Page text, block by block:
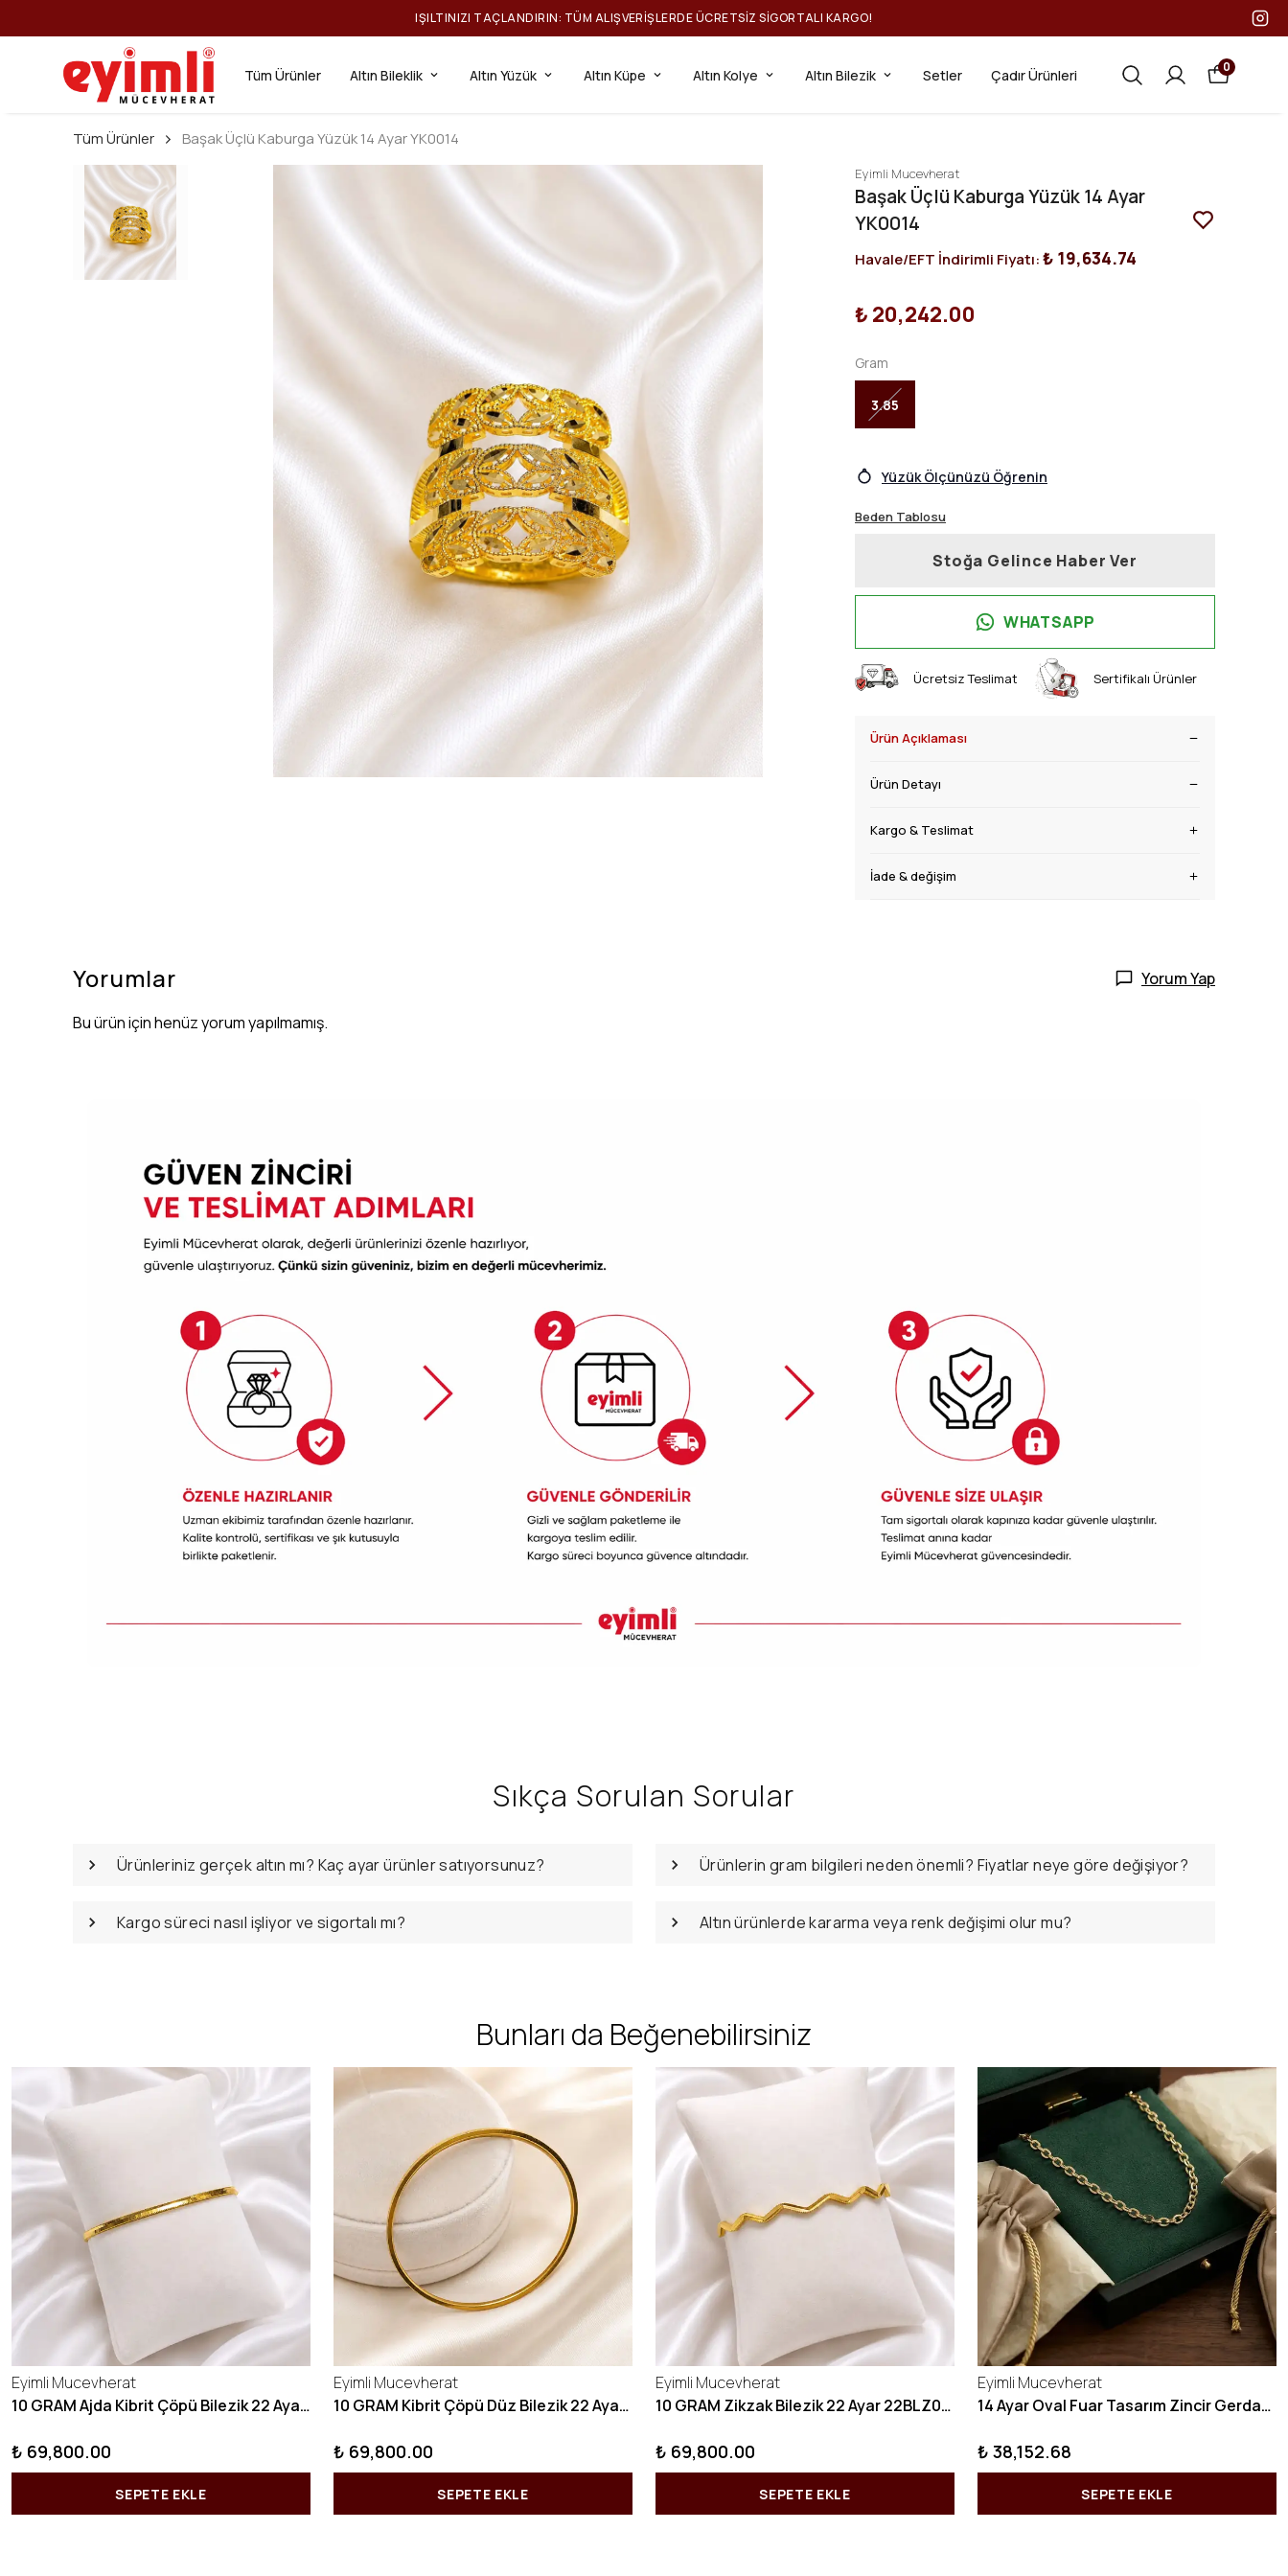
IŞILTINIZI TAÇLANDIRIN: TÜM ALIŞVERIŞLERDE ÜCRETSIZ SIGORTALI KARGO!
Tüm Ürünler Altın Bileklik Altın Yüzük Altın Küpe Altın Kolye Altın Bilezik Setler Çadır Ürünleri 0
Tüm Ürünler Başak Üçlü Kaburga Yüzük 14 Ayar YK0014
Eyimli Mucevherat
Başak Üçlü Kaburga Yüzük 14 Ayar
YK0014
Havale/EFT İndirimli Fiyatı:₺ 19,634.74
₺ 20,242.00
Gram
3.85
Yüzük Ölçünüzü Öğrenin
Beden Tablosu
Stoğa Gelince Haber Ver
WHATSAPP
Ücretsiz Teslimat Sertifikalı Ürünler
Ürün Açıklaması
Ürün Detayı
Kargo & Teslimat
İade & değişim
Yorumlar Yorum Yap
Bu ürün için henüz yorum yapılmamış.
Sıkça Sorulan Sorular
Ürünleriniz gerçek altın mı? Kaç ayar ürünler satıyorsunuz? Ürünlerin gram bilgileri neden önemli? Fiyatlar neye göre değişiyor?
Kargo süreci nasıl işliyor ve sigortalı mı? Altın ürünlerde kararma veya renk değişimi olur mu?
Bunları da Beğenebilirsiniz
Eyimli Mucevherat
10 GRAM Ajda Kibrit Çöpü Bilezik 22 Ayar 22BLZ003
₺ 69,800.00
SEPETE EKLE
Eyimli Mucevherat
10 GRAM Kibrit Çöpü Düz Bilezik 22 Ayar 22BLZ001
₺ 69,800.00
SEPETE EKLE
Eyimli Mucevherat
10 GRAM Zikzak Bilezik 22 Ayar 22BLZ004
₺ 69,800.00
SEPETE EKLE
Eyimli Mucevherat
14 Ayar Oval Fuar Tasarım Zincir Gerdanlık KY1071
₺ 38,152.68
SEPETE EKLE